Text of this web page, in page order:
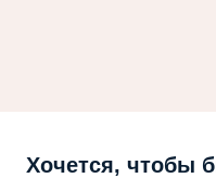
Хочется, чтобы